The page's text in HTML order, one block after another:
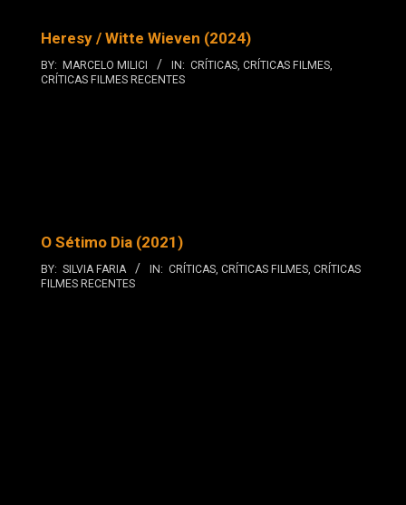
Heresy / Witte Wieven (2024)
BY: MARCELO MILICI IN: CRÍTICAS, CRÍTICAS FILMES,
CRÍTICAS FILMES RECENTES
O Sétimo Dia (2021)
BY: SILVIA FARIA IN: CRÍTICAS, CRÍTICAS FILMES, CRÍTICAS
FILMES RECENTES